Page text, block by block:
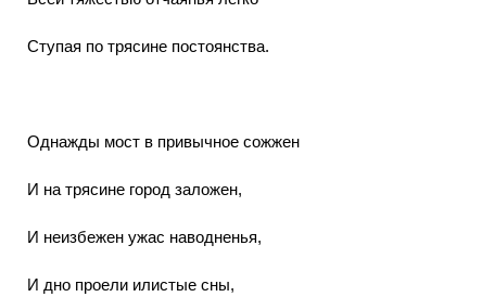
Ступая по трясине постоянства.
Однажды мост в привычное сожжен
И на трясине город заложен,
И неизбежен ужас наводненья,
И дно проели илистые сны,